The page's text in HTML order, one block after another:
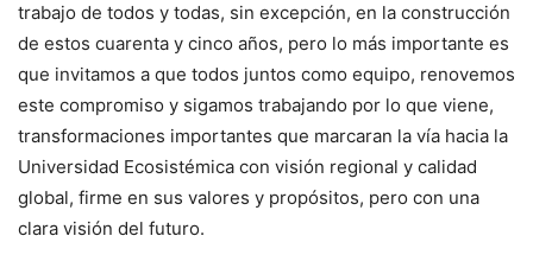
trabajo de todos y todas, sin excepción, en la construcción
de estos cuarenta y cinco años, pero lo más importante es
que invitamos a que todos juntos como equipo, renovemos
este compromiso y sigamos trabajando por lo que viene,
transformaciones importantes que marcaran la vía hacia la
Universidad Ecosistémica con visión regional y calidad
global, firme en sus valores y propósitos, pero con una
clara visión del futuro.